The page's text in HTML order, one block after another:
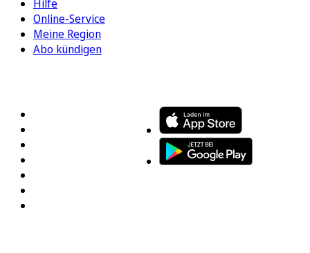
Hilfe
Online-Service
Meine Region
Abo kündigen